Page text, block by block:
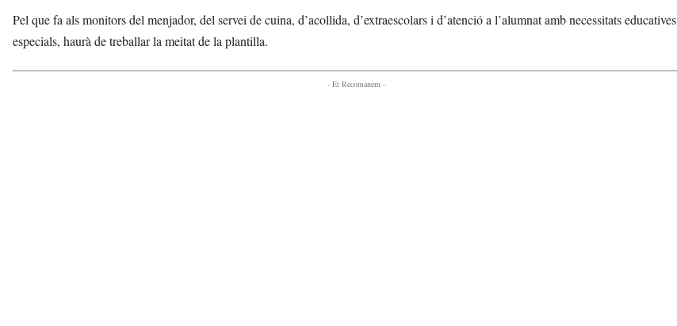
Pel que fa als monitors del menjador, del servei de cuina, d’acollida, d’extraescolars i d’atenció a l’alumnat amb necessitats educatives
especials, haurà de treballar la meitat de la plantilla.
- Et Recomanem -